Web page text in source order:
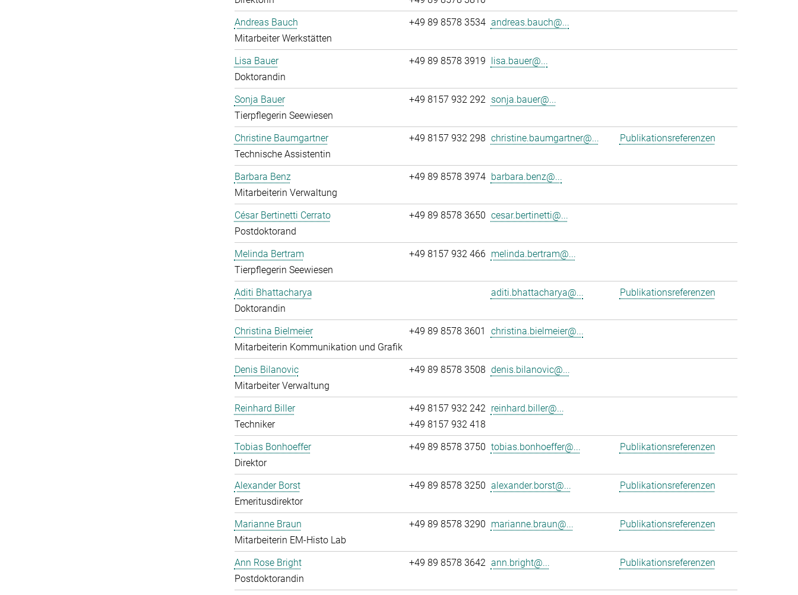
Andreas Bauch
Mitarbeiter Werkstätten
+49 89 8578 3534 andreas.bauch@...
Lisa Bauer
Doktorandin
+49 89 8578 3919 lisa.bauer@...
Sonja Bauer
Tierpflegerin Seewiesen
+49 8157 932 292 sonja.bauer@...
Christine Baumgartner
Technische Assistentin
+49 8157 932 298 christine.baumgartner@... Publikationsreferenzen
Barbara Benz
Mitarbeiterin Verwaltung
+49 89 8578 3974 barbara.benz@...
César Bertinetti Cerrato
Postdoktorand
+49 89 8578 3650 cesar.bertinetti@...
Melinda Bertram
Tierpflegerin Seewiesen
+49 8157 932 466 melinda.bertram@...
Aditi Bhattacharya
Doktorandin
aditi.bhattacharya@... Publikationsreferenzen
Christina Bielmeier
Mitarbeiterin Kommunikation und Grafik
+49 89 8578 3601 christina.bielmeier@...
Denis Bilanovic
Mitarbeiter Verwaltung
+49 89 8578 3508 denis.bilanovic@...
Reinhard Biller
Techniker
+49 8157 932 242
+49 8157 932 418
reinhard.biller@...
Tobias Bonhoeffer
Direktor
+49 89 8578 3750 tobias.bonhoeffer@... Publikationsreferenzen
Alexander Borst
Emeritusdirektor
+49 89 8578 3250 alexander.borst@... Publikationsreferenzen
Marianne Braun
Mitarbeiterin EM-Histo Lab
+49 89 8578 3290 marianne.braun@... Publikationsreferenzen
Ann Rose Bright
Postdoktorandin
+49 89 8578 3642 ann.bright@... Publikationsreferenzen